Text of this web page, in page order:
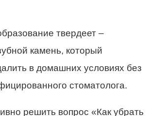
твердеет –
камень, который
в домашних условиях без
стоматолога.
решить вопрос «Как убрать